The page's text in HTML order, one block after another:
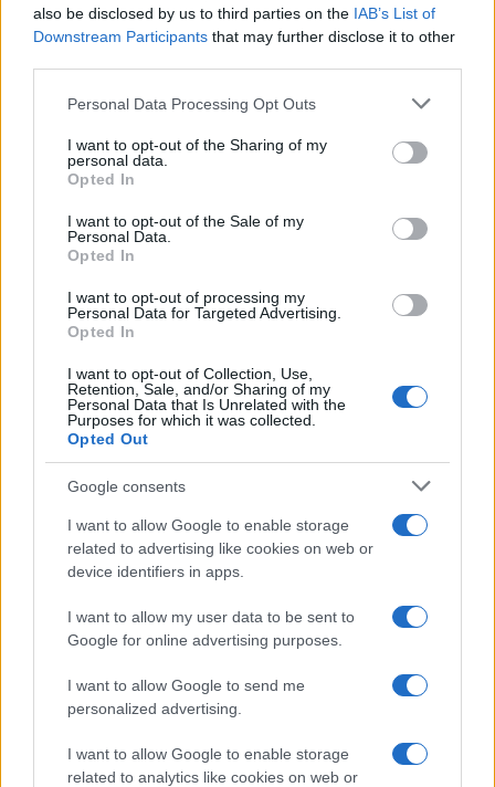
also be disclosed by us to third parties on the IAB’s List of
Downstream Participants that may further disclose it to other
Please note that this website/app uses one or more Google
not limited to your visit or usage behaviour. You may click to
grant or deny consent to Google and its third-party tags to
use your data for below specified purposes in below Google
consent section.
Personal Data Processing Opt Outs
I want to opt-out of the Sharing of my
personal data.
Opted In
I want to opt-out of the Sale of my
Personal Data.
Opted In
I want to opt-out of processing my
Personal Data for Targeted Advertising.
Opted In
I want to opt-out of Collection, Use,
Retention, Sale, and/or Sharing of my
Personal Data that Is Unrelated with the
Purposes for which it was collected.
Opted Out
Google consents
I want to allow Google to enable storage
related to advertising like cookies on web or
device identifiers in apps.
I want to allow my user data to be sent to
Google for online advertising purposes.
I want to allow Google to send me
personalized advertising.
I want to allow Google to enable storage
related to analytics like cookies on web or
κίνδυνος για τους
την Όμικρον
21/01/2022 - 13:49
Μαγιορκίνης: Σε «τροχιά»
Όμικρον
Κορoνοϊός – Μαγιορκίνης: Δεν
100% για τα τεστ
13/01/2022 - 21:33
Κορονοϊός – Μαγιορκίνης: Αύξηση
κατά 290% στα κρούσματα